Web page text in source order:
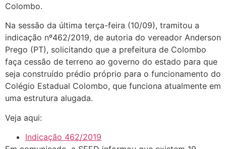
Colombo.
Na sessão da última terça-feira (10/09), tramitou a
indicação nº462/2019, de autoria do vereador Anderson
Prego (PT), solicitando que a prefeitura de Colombo
faça cessão de terreno ao governo do estado para que
seja construído prédio próprio para o funcionamento do
Colégio Estadual Colombo, que funciona atualmente em
uma estrutura alugada.
Veja aqui:
Indicação 462/2019